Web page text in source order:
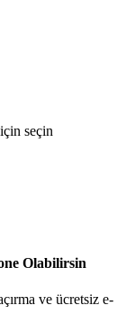
seçin
Olabilirsin
ve ücretsiz e-